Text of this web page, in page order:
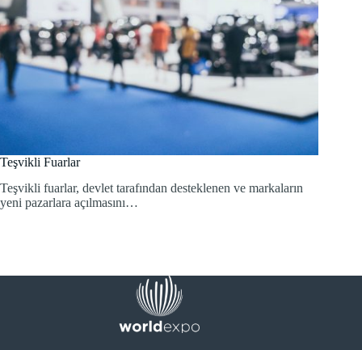
Teşvikli Fuarlar
Teşvikli fuarlar, devlet tarafından desteklenen ve markaların
yeni pazarlara açılmasını…